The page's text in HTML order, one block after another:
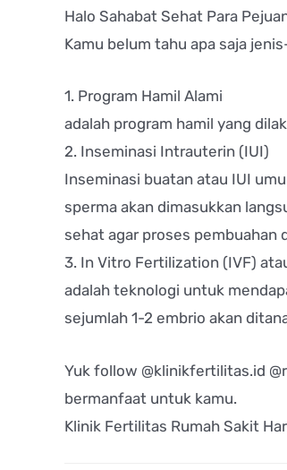
Halo Sahabat Sehat Para
Kamu belum tahu apa saja
1. Program Hamil Alami
adalah program hamil yang
2. Inseminasi Intrauterin (IUI)
Inseminasi buatan atau IUI
sperma akan dimasukkan
sehat agar proses pembuahan
3. In Vitro Fertilization (IVF)
adalah teknologi untuk
sejumlah 1-2 embrio akan
Yuk follow @klinikfertilitas.id
bermanfaat untuk kamu.
Klinik Fertilitas Rumah Sakit